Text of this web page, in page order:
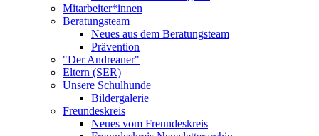
Mitarbeiter*innen
Beratungsteam
Neues aus dem Beratungsteam
Prävention
"Der Andreaner"
Eltern (SER)
Unsere Schulhunde
Bildergalerie
Freundeskreis
Neues vom Freundeskreis